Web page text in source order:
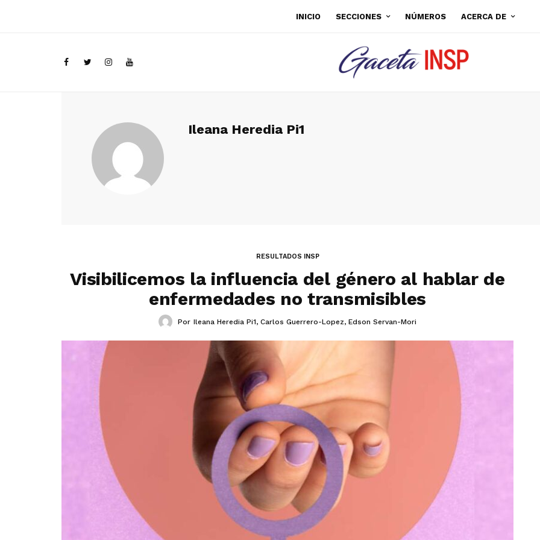
INICIO SECCIONES NÚMEROS ACERCA DE
Ileana Heredia Pi1
RESULTADOS INSP
Visibilicemos la influencia del género al hablar de
enfermedades no transmisibles
Por Ileana Heredia Pi1, Carlos Guerrero-Lopez, Edson Servan-Mori